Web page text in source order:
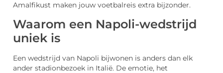
Amalfikust maken jouw voetbalreis extra bijzonder.
Waarom een Napoli-wedstrijd
uniek is
Een wedstrijd van Napoli bijwonen is anders dan elk
ander stadionbezoek in Italië. De emotie, het